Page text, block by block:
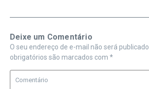
Deixe um Comentário
O seu endereço de e-mail não será publicado.
obrigatórios são marcados com *